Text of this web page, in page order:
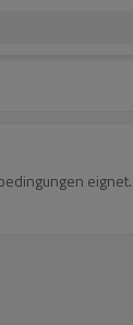
eignet.